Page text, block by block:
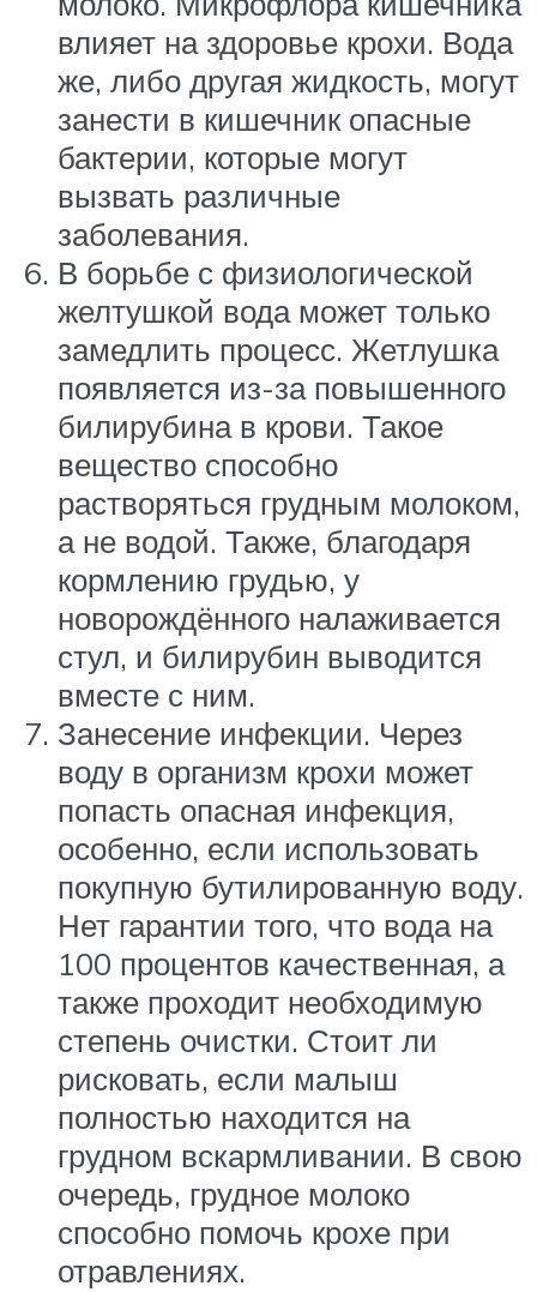
влияет на здоровье крохи. Вода
же, либо другая жидкость, могут
занести в кишечник опасные
бактерии, которые могут
вызвать различные
заболевания.
В борьбе с физиологической
желтушкой вода может только
замедлить процесс. Жетлушка
появляется из-за повышенного
билирубина в крови. Такое
вещество способно
растворяться грудным молоком,
а не водой. Также, благодаря
кормлению грудью, у
новорождённого налаживается
стул, и билирубин выводится
вместе с ним.
Занесение инфекции. Через
воду в организм крохи может
попасть опасная инфекция,
особенно, если использовать
покупную бутилированную воду.
Нет гарантии того, что вода на
100 процентов качественная, а
также проходит необходимую
степень очистки. Стоит ли
рисковать, если малыш
полностью находится на
грудном вскармливании. В свою
очередь, грудное молоко
способно помочь крохе при
отравлениях.